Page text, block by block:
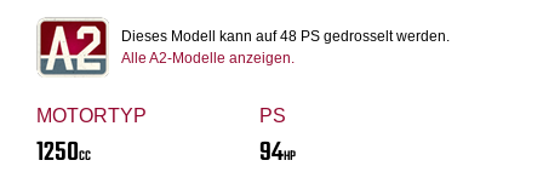
MOTORTYP
1250CC
PS
94HP
Dieses Modell kann auf 48 PS gedrosselt werden.
Alle A2-Modelle anzeigen.